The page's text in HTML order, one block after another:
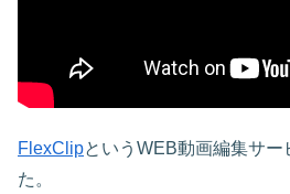
FlexClipというWEB動画編集サー
た。